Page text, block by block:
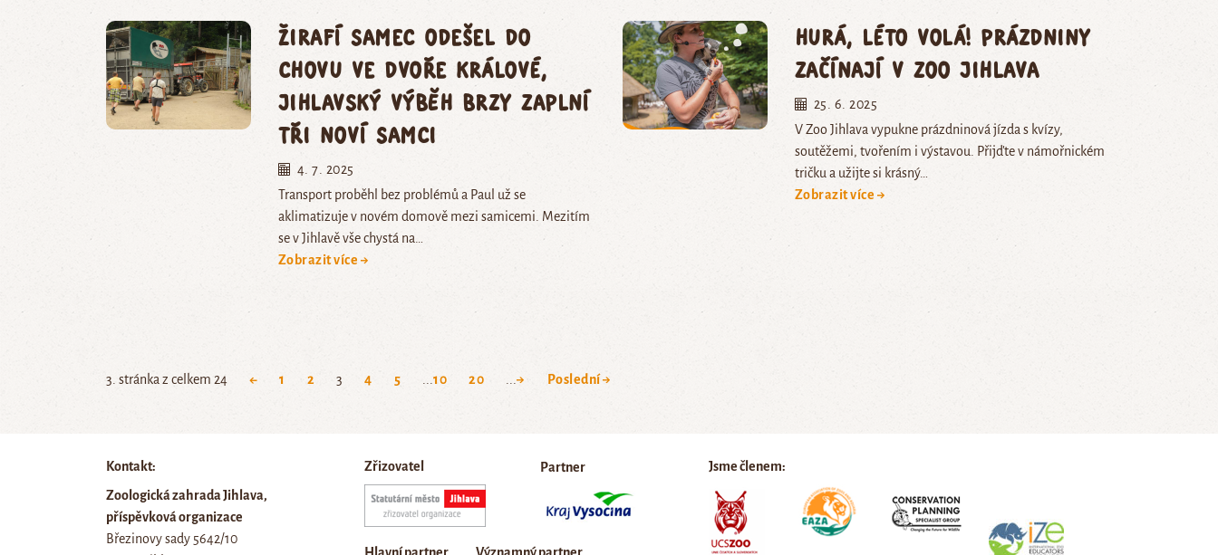
Žirafí samec odešel do
chovu ve Dvoře Králové,
jihlavský výběh brzy zaplní
tři noví samci
4. 7. 2025
Transport proběhl bez problémů a Paul už se
aklimatizuje v novém domově mezi samicemi. Mezitím
se v Jihlavě vše chystá na…
Zobrazit více →
Hurá, léto volá! Prázdniny
začínají v Zoo Jihlava
25. 6. 2025
V Zoo Jihlava vypukne prázdninová jízda s kvízy,
soutěžemi, tvořením i výstavou. Přijďte v námořnickém
tričku a užijte si krásný…
Zobrazit více →
3. stránka z celkem 24 ← 1 2 3 4 5 ...10 20 ...→ Poslední →
Kontakt:
Zoologická zahrada Jihlava,
příspěvková organizace
Březinovy sady 5642/10
Zřizovatel Partner Jsme členem: